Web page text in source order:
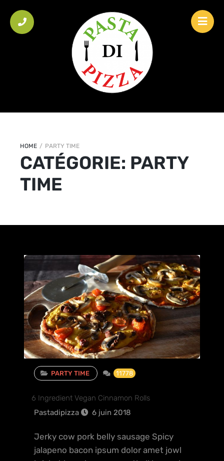
HOME / PARTY TIME
CATÉGORIE: PARTY
TIME
PARTY TIME 11778
6 Ingredient Vegan Cinnamon Rolls
Pastadipizza
6 juin 2018
Jerky cow pork belly sausage Spicy
jalapeno bacon ipsum dolor amet jowl